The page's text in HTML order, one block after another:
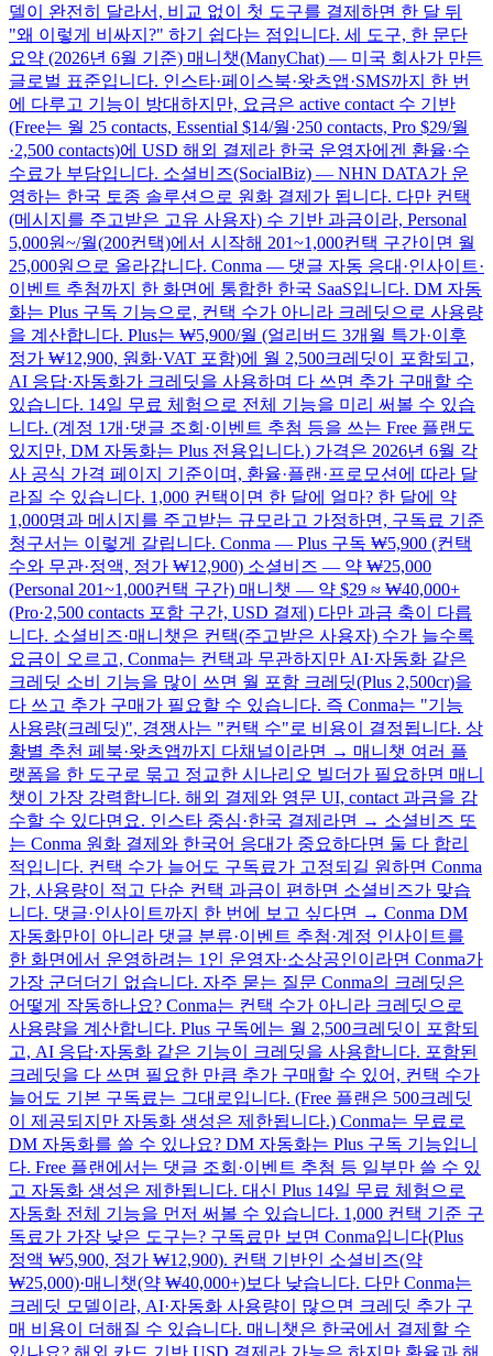
델이 완전히 달라서, 비교 없이 첫 도구를 결제하면 한 달 뒤
"왜 이렇게 비싸지?" 하기 쉽다는 점입니다. 세 도구, 한 문단
요약 (2026년 6월 기준) 매니챗(ManyChat) — 미국 회사가 만든
글로벌 표준입니다. 인스타·페이스북·왓츠앱·SMS까지 한 번
에 다루고 기능이 방대하지만, 요금은 active contact 수 기반
(Free는 월 25 contacts, Essential $14/월·250 contacts, Pro $29/월
·2,500 contacts)에 USD 해외 결제라 한국 운영자에겐 환율·수
수료가 부담입니다. 소셜비즈(SocialBiz) — NHN DATA가 운
영하는 한국 토종 솔루션으로 원화 결제가 됩니다. 다만 컨택
(메시지를 주고받은 고유 사용자) 수 기반 과금이라, Personal
5,000원~/월(200컨택)에서 시작해 201~1,000컨택 구간이면 월
25,000원으로 올라갑니다. Conma — 댓글 자동 응대·인사이트·
이벤트 추첨까지 한 화면에 통합한 한국 SaaS입니다. DM 자동
화는 Plus 구독 기능으로, 컨택 수가 아니라 크레딧으로 사용량
을 계산합니다. Plus는 ₩5,900/월 (얼리버드 3개월 특가·이후
정가 ₩12,900, 원화·VAT 포함)에 월 2,500크레딧이 포함되고,
AI 응답·자동화가 크레딧을 사용하며 다 쓰면 추가 구매할 수
있습니다. 14일 무료 체험으로 전체 기능을 미리 써볼 수 있습
니다. (계정 1개·댓글 조회·이벤트 추첨 등을 쓰는 Free 플랜도
있지만, DM 자동화는 Plus 전용입니다.) 가격은 2026년 6월 각
사 공식 가격 페이지 기준이며, 환율·플랜·프로모션에 따라 달
라질 수 있습니다. 1,000 컨택이면 한 달에 얼마? 한 달에 약
1,000명과 메시지를 주고받는 규모라고 가정하면, 구독료 기준
청구서는 이렇게 갈립니다. Conma — Plus 구독 ₩5,900 (컨택
수와 무관·정액, 정가 ₩12,900) 소셜비즈 — 약 ₩25,000
(Personal 201~1,000컨택 구간) 매니챗 — 약 $29 ≈ ₩40,000+
(Pro·2,500 contacts 포함 구간, USD 결제) 다만 과금 축이 다릅
니다. 소셜비즈·매니챗은 컨택(주고받은 사용자) 수가 늘수록
요금이 오르고, Conma는 컨택과 무관하지만 AI·자동화 같은
크레딧 소비 기능을 많이 쓰면 월 포함 크레딧(Plus 2,500cr)을
다 쓰고 추가 구매가 필요할 수 있습니다. 즉 Conma는 "기능
사용량(크레딧)", 경쟁사는 "컨택 수"로 비용이 결정됩니다. 상
황별 추천 페북·왓츠앱까지 다채널이라면 → 매니챗 여러 플
랫폼을 한 도구로 묶고 정교한 시나리오 빌더가 필요하면 매니
챗이 가장 강력합니다. 해외 결제와 영문 UI, contact 과금을 감
수할 수 있다면요. 인스타 중심·한국 결제라면 → 소셜비즈 또
는 Conma 원화 결제와 한국어 응대가 중요하다면 둘 다 합리
적입니다. 컨택 수가 늘어도 구독료가 고정되길 원하면 Conma
가, 사용량이 적고 단순 컨택 과금이 편하면 소셜비즈가 맞습
니다. 댓글·인사이트까지 한 번에 보고 싶다면 → Conma DM
자동화만이 아니라 댓글 분류·이벤트 추첨·계정 인사이트를
한 화면에서 운영하려는 1인 운영자·소상공인이라면 Conma가
가장 군더더기 없습니다. 자주 묻는 질문 Conma의 크레딧은
어떻게 작동하나요? Conma는 컨택 수가 아니라 크레딧으로
사용량을 계산합니다. Plus 구독에는 월 2,500크레딧이 포함되
고, AI 응답·자동화 같은 기능이 크레딧을 사용합니다. 포함된
크레딧을 다 쓰면 필요한 만큼 추가 구매할 수 있어, 컨택 수가
늘어도 기본 구독료는 그대로입니다. (Free 플랜은 500크레딧
이 제공되지만 자동화 생성은 제한됩니다.) Conma는 무료로
DM 자동화를 쓸 수 있나요? DM 자동화는 Plus 구독 기능입니
다. Free 플랜에서는 댓글 조회·이벤트 추첨 등 일부만 쓸 수 있
고 자동화 생성은 제한됩니다. 대신 Plus 14일 무료 체험으로
자동화 전체 기능을 먼저 써볼 수 있습니다. 1,000 컨택 기준 구
독료가 가장 낮은 도구는? 구독료만 보면 Conma입니다(Plus
정액 ₩5,900, 정가 ₩12,900). 컨택 기반인 소셜비즈(약
₩25,000)·매니챗(약 ₩40,000+)보다 낮습니다. 다만 Conma는
크레딧 모델이라, AI·자동화 사용량이 많으면 크레딧 추가 구
매 비용이 더해질 수 있습니다. 매니챗은 한국에서 결제할 수